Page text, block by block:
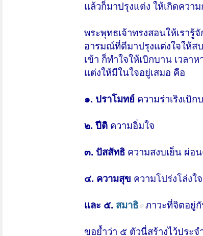
แล้วก็มาปรุงแต่ง ให้เกิดความ
พระพุทธเจ้าทรงสอนให้เรารู้
อารมณ์ที่ดีมาปรุงแต่งใจให้ส
เข้า ก็ทำใจให้เบิกบาน เวลา
แต่งให้มีในใจอยู่เสมอ คือ
๑. ปราโมทย์ ความร่าเริงเบิก
๒. ปีติ ความอิ่มใจ
๓. ปัสสัทธิ ความสงบเย็น ผ่อ
๔. ความสุข ความโปร่งโล่ง
และ ๕. สมาธิ ภาวะที่จิตอยู่
ขอย้ำว่า ๕ ตัวนี่สร้างไว้ประ